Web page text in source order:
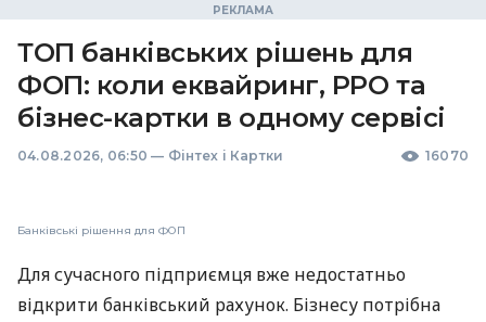
ТОП банківських рішень для
ФОП: коли еквайринг, РРО та
бізнес-картки в одному сервісі
04.08.2026, 06:50 — Фінтех і Картки 16070
Банківські рішення для ФОП
Для сучасного підприємця вже недостатньо
відкрити банківський рахунок. Бізнесу потрібна